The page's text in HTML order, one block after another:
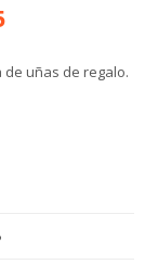
de uñas de regalo.